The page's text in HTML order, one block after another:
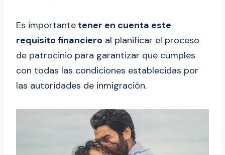
Es importante tener en cuenta este
requisito financiero al planificar el proceso
de patrocinio para garantizar que cumples
con todas las condiciones establecidas por
las autoridades de inmigración.